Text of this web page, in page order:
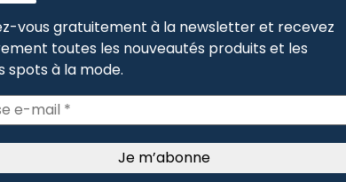
vous gratuitement à la newsletter et recevez
toutes les nouveautés produits et les
spots à la mode.